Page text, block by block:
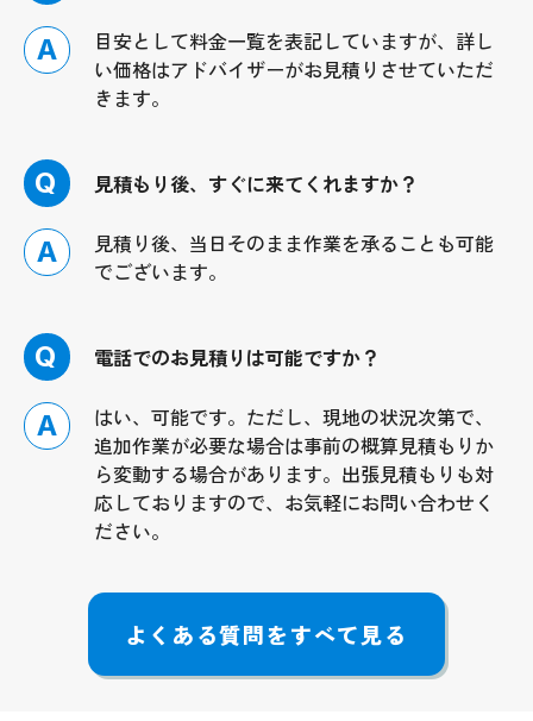
A
目安として料金一覧を表記していますが、詳し
い価格はアドバイザーがお見積りさせていただ
きます。
Q 見積もり後、すぐに来てくれますか？
A
見積り後、当日そのまま作業を承ることも可能
でございます。
Q 電話でのお見積りは可能ですか？
A
はい、可能です。ただし、現地の状況次第で、
追加作業が必要な場合は事前の概算見積もりか
ら変動する場合があります。出張見積もりも対
応しておりますので、お気軽にお問い合わせく
ださい。
よくある質問をすべて見る